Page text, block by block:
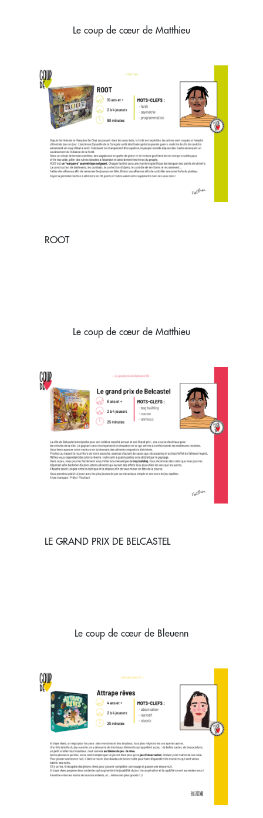
Le coup de cœur de Matthieu
ROOT
Le coup de cœur de Matthieu
LE GRAND PRIX DE BELCASTEL
Le coup de cœur de Bleuenn